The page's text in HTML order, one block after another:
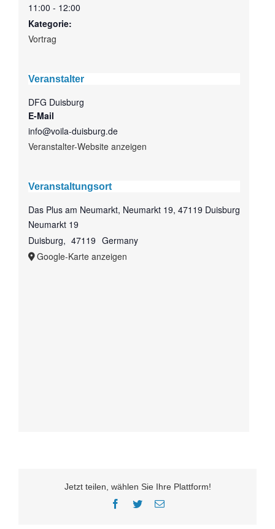
11:00 - 12:00
Kategorie:
Vortrag
Veranstalter
DFG Duisburg
E-Mail
info@voila-duisburg.de
Veranstalter-Website anzeigen
Veranstaltungsort
Das Plus am Neumarkt, Neumarkt 19, 47119 Duisburg
Neumarkt 19
Duisburg, 47119 Germany
Google-Karte anzeigen
Jetzt teilen, wählen Sie Ihre Plattform!
Facebook
TwitterE-